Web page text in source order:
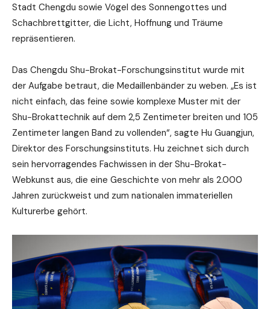
Stadt Chengdu sowie Vögel des Sonnengottes und
Schachbrettgitter, die Licht, Hoffnung und Träume
repräsentieren.
Das Chengdu Shu-Brokat-Forschungsinstitut wurde mit
der Aufgabe betraut, die Medaillenbänder zu weben. „Es ist
nicht einfach, das feine sowie komplexe Muster mit der
Shu-Brokattechnik auf dem 2,5 Zentimeter breiten und 105
Zentimeter langen Band zu vollenden“, sagte Hu Guangjun,
Direktor des Forschungsinstituts. Hu zeichnet sich durch
sein hervorragendes Fachwissen in der Shu-Brokat-
Webkunst aus, die eine Geschichte von mehr als 2.000
Jahren zurückweist und zum nationalen immateriellen
Kulturerbe gehört.